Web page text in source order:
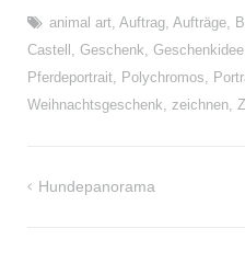
animal art, Auftrag, Aufträge,
Castell , Geschenk, Geschenkidee
Pferdeportrait, Polychromos,
Weihnachtsgeschenk, zeichnen,
Beitragsnavigation
Hundepanorama